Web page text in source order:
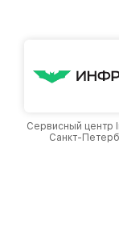
Сервисный центр
Санкт-